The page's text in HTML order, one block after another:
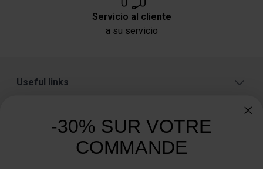
Servicio al cliente
a su servicio
Useful links
Categorías
¿Necesita consejo? ¿Tiene alguna pregunta?
-30% SUR VOTRE
COMMANDE